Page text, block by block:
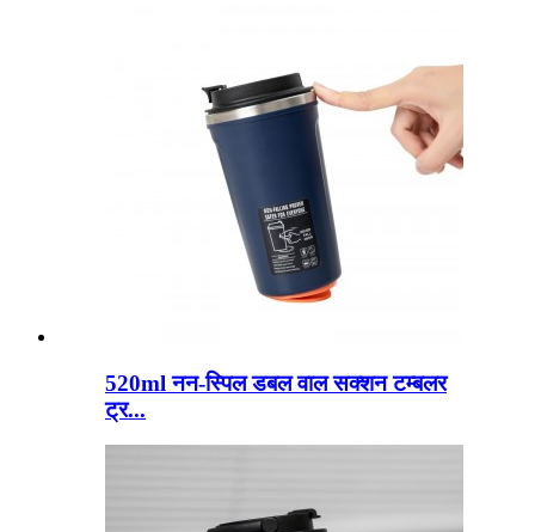
520ml नन-स्पिल डबल वाल सक्शन टम्बलर
ट्र...